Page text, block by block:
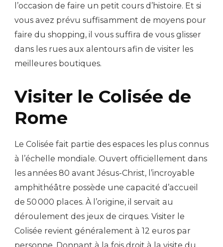
l’occasion de faire un petit cours d’histoire. Et si
vous avez prévu suffisamment de moyens pour
faire du shopping, il vous suffira de vous glisser
dans les rues aux alentours afin de visiter les
meilleures boutiques.
Visiter le Colisée de
Rome
Le Colisée fait partie des espaces les plus connus
à l’échelle mondiale. Ouvert officiellement dans
les années 80 avant Jésus-Christ, l’incroyable
amphithéâtre possède une capacité d’accueil
de 50 000 places. À l’origine, il servait au
déroulement des jeux de cirques. Visiter le
Colisée revient généralement à 12 euros par